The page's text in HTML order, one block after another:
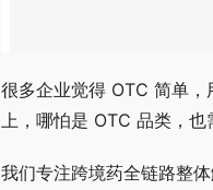
很多企业觉得 OTC 简单
上，哪怕是 OTC 品类，也
我们专注跨境药全链路整